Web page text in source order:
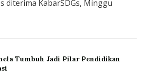
diterima KabarSDGs, Minggu
Tumbuh Jadi Pilar Pendidikan